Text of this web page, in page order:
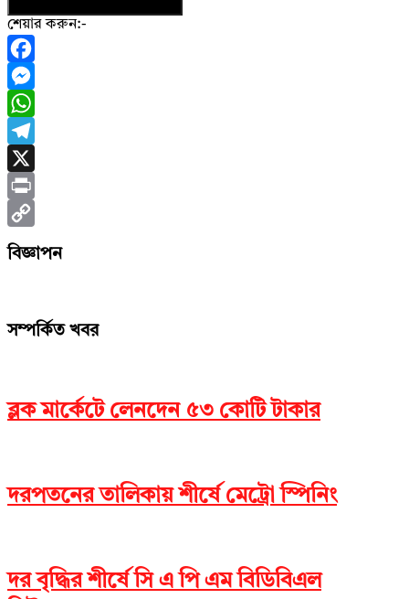
শেয়ার করুন:-
Facebook
Messenger
WhatsApp
Telegram
X
Print
Copy
বিজ্ঞাপন
সম্পর্কিত খবর
ব্লক মার্কেটে লেনদেন ৫৩ কোটি টাকার
দরপতনের তালিকায় শীর্ষে মেট্রো স্পিনিং
দর বৃদ্ধির শীর্ষে সি এ পি এম বিডিবিএল